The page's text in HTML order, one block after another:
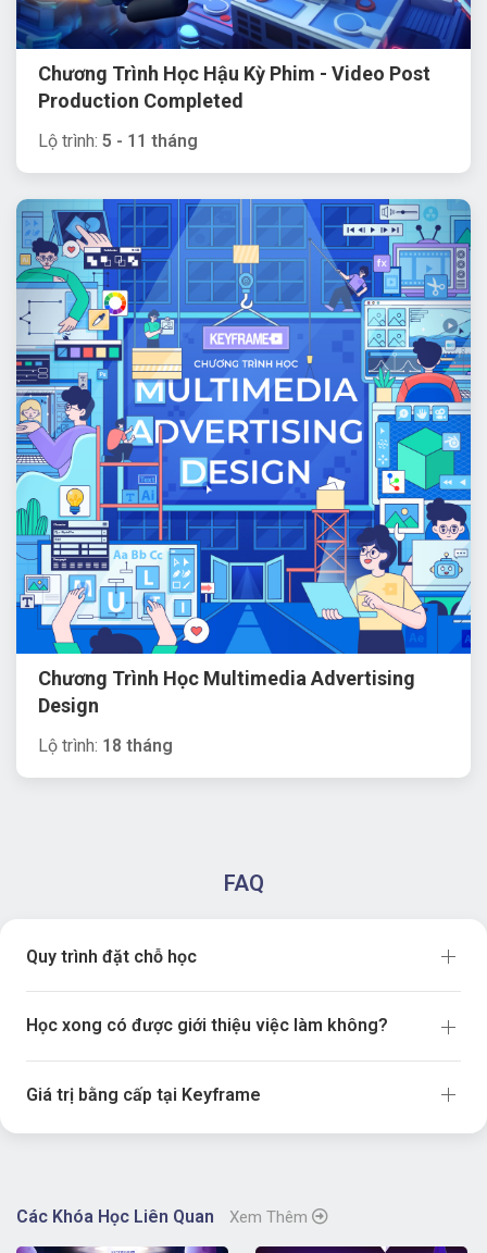
Chương Trình Học Hậu Kỳ Phim - Video Post
Production Completed
Lộ trình: 5 - 11 tháng
Chương Trình Học Multimedia Advertising
Design
Lộ trình: 18 tháng
FAQ
Quy trình đặt chỗ học
Học xong có được giới thiệu việc làm không?
Giá trị bằng cấp tại Keyframe
Các Khóa Học Liên Quan Xem Thêm